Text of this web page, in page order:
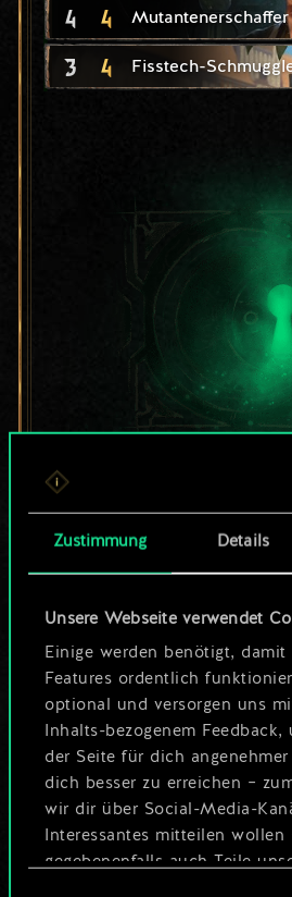
Zustimmung Details
Unsere Webseite verwendet
Einige werden benötigt, damit
Features ordentlich
optional und versorgen uns
Inhalts-bezogenem
der Seite für dich
dich besser zu erreichen –
wir dir über Social-Media-
Interessantes mitteilen wollen
gegebenenfalls auch Teile
4 4 Mutantenerschaffer
3 4 Fisstech-
Bis jetzt ist
ein
Wo es doch
mehr sein
Deck benennen und
Deck